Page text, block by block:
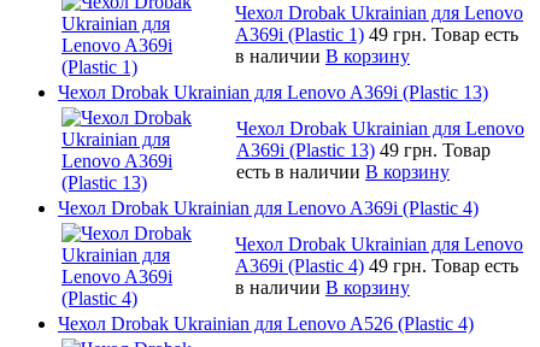
Чехол Drobak Ukrainian для Lenovo
A369i (Plastic 1) 49 грн. Товар есть
в наличии В корзину
Чехол Drobak Ukrainian для Lenovo A369i (Plastic 13)
Чехол Drobak Ukrainian для Lenovo
A369i (Plastic 13) 49 грн. Товар
есть в наличии В корзину
Чехол Drobak Ukrainian для Lenovo A369i (Plastic 4)
Чехол Drobak Ukrainian для Lenovo
A369i (Plastic 4) 49 грн. Товар есть
в наличии В корзину
Чехол Drobak Ukrainian для Lenovo A526 (Plastic 4)